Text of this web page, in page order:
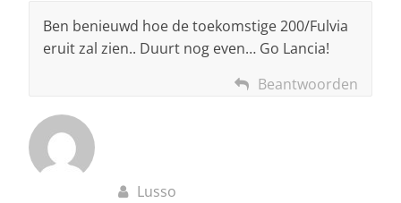
Ben benieuwd hoe de toekomstige 200/Fulvia
eruit zal zien.. Duurt nog even… Go Lancia!
Beantwoorden
Lusso